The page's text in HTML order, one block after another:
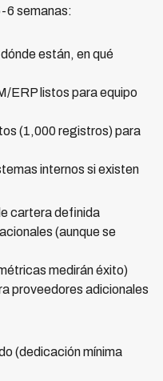
6 semanas:
están, en qué
ERP listos para equipo
(1,000 registros) para
internos si existen
cartera definida
(aunque se
medirán éxito)
proveedores adicionales
(dedicación mínima